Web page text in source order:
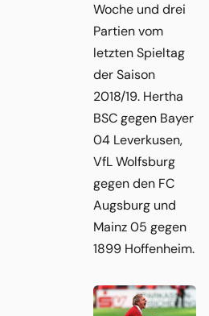
Woche und drei
Partien vom
letzten Spieltag
der Saison
2018/19. Hertha
BSC gegen Bayer
04 Leverkusen,
VfL Wolfsburg
gegen den FC
Augsburg und
Mainz 05 gegen
1899 Hoffenheim.